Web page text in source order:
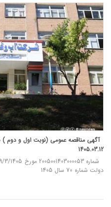
آگهی مناقصه عمومی (نوبت اول و دوم
1405.03.12
دولت شماره 70 سال 1405